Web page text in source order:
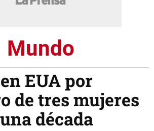
Mundo
EUA por
de tres mujeres
década